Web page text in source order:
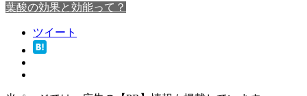
葉酸の効果と効能って？
ツイート